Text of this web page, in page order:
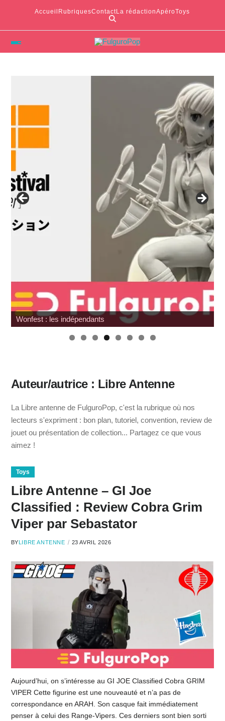
Accueil RubriquesContactLa rédactionApéroToys
Wonfest : les indépendants
Auteur/autrice : Libre Antenne
La Libre antenne de FulguroPop, c'est la rubrique où nos
lecteurs s'expriment : bon plan, tutoriel, convention, review de
jouet ou présentation de collection... Partagez ce que vous
aimez !
Toys
Libre Antenne – GI Joe
Classified : Review Cobra Grim
Viper par Sebastator
BYLIBRE ANTENNE 23 AVRIL 2026
Aujourd’hui, on s’intéresse au GI JOE Classified Cobra GRIM
VIPER Cette figurine est une nouveauté et n’a pas de
correspondance en ARAH. Son casque fait immédiatement
penser à celui des Range-Vipers. Ces derniers sont bien sorti